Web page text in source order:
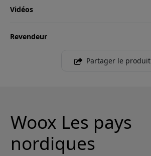
Vidéos
Revendeur
Partager le produit
Woox Les pays
nordiques